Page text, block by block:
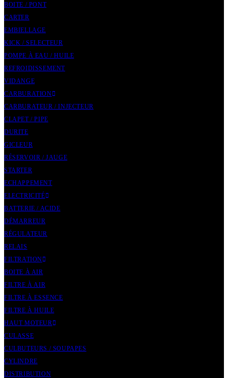
BOITE / PONT
CARTER
EMBIELLAGE
KICK / SELECTEUR
POMPE À EAU / HUILE
REFROIDISSEMENT
VIDANGE
CARBURATION
CARBURATEUR / INJECTEUR
CLAPET / PIPE
DURITE
GICLEUR
RÉSERVOIR / JAUGE
STARTER
ECHAPPEMENT
ELECTRICITÉ
BATTERIE / ACIDE
DÉMARREUR
RÉGULATEUR
RELAIS
FILTRATION
BOITE À AIR
FILTRE À AIR
FILTRE À ESSENCE
FILTRE À HUILE
HAUT MOTEUR
CULASSE
CULBUTEURS / SOUPAPES
CYLINDRE
DISTRIBUTION